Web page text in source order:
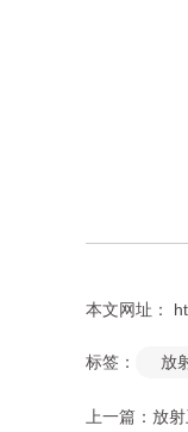
本文网址：
标签： 放
上一篇： 放